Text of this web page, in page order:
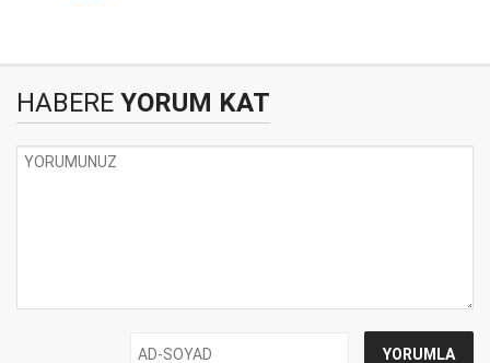
HABERE YORUM KAT